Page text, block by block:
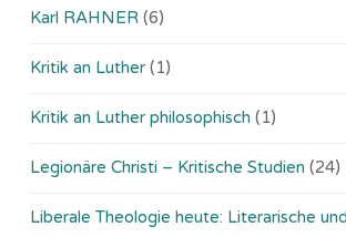
Karl RAHNER (6)
Kritik an Luther (1)
Kritik an Luther philosophisch (1)
Legionäre Christi – Kritische Studien (24)
Liberale Theologie heute: Literarische